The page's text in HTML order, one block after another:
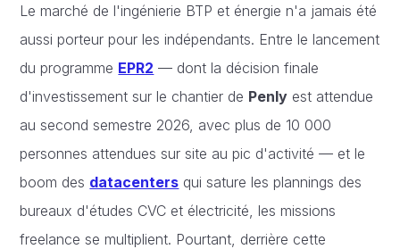
Le marché de l'ingénierie BTP et énergie n'a jamais été
aussi porteur pour les indépendants. Entre le lancement
du programme EPR2 — dont la décision finale
d'investissement sur le chantier de Penly est attendue
au second semestre 2026, avec plus de 10 000
personnes attendues sur site au pic d'activité — et le
boom des datacenters qui sature les plannings des
bureaux d'études CVC et électricité, les missions
freelance se multiplient. Pourtant, derrière cette